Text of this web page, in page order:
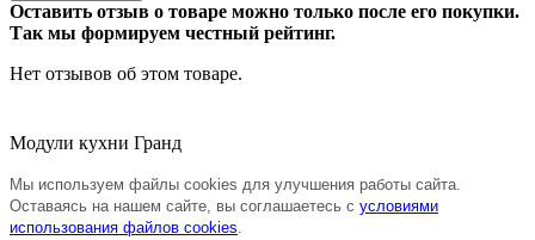
Оставить отзыв о товаре можно только после его покупки.
Так мы формируем честный рейтинг.
Нет отзывов об этом товаре.
Модули кухни Гранд
Мы используем файлы cookies для улучшения работы сайта.
Оставаясь на нашем сайте, вы соглашаетесь с условиями
использования файлов cookies.